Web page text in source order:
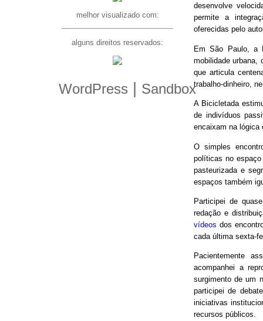
desenvolve
permite a
oferecidas pelo
Em São Paulo, a
mobilidade urbana,
que articula
trabalho-dinheiro,
A Bicicletada
de indivíduos
encaixam na lógica
O simples
políticas no
pasteurizada e
espaços também
Participei de
redação e
vídeos dos
cada última sexta-
Pacientemente
acompanhei a
surgimento de um
participei de
iniciativas
recursos públicos.
melhor visualizado com:
alguns direitos reservados:
WordPress Sandbox